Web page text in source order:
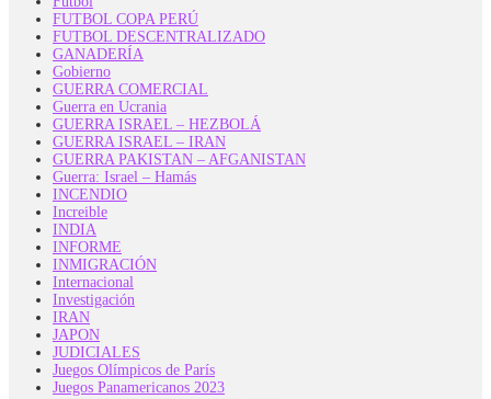
FUTBOL COPA PERÚ
FUTBOL DESCENTRALIZADO
GANADERÍA
Gobierno
GUERRA COMERCIAL
Guerra en Ucrania
GUERRA ISRAEL – HEZBOLÁ
GUERRA ISRAEL – IRAN
GUERRA PAKISTAN – AFGANISTAN
Guerra: Israel – Hamás
INCENDIO
Increible
INDIA
INFORME
INMIGRACIÓN
Internacional
Investigación
IRAN
JAPON
JUDICIALES
Juegos Olímpicos de París
Juegos Panamericanos 2023